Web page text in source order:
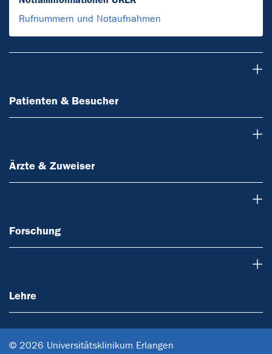
Rufnummern und Notaufnahmen
Patienten & Besucher
Ärzte & Zuweiser
Forschung
Lehre
© 2026 Universitätsklinikum Erlangen